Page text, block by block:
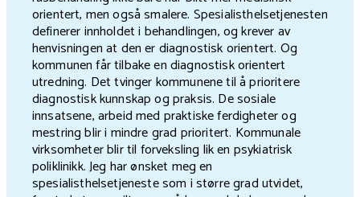
orientert, men også smalere. Spesialisthelsetjenesten
definerer innholdet i behandlingen, og krever av
henvisningen at den er diagnostisk orientert. Og
kommunen får tilbake en diagnostisk orientert
utredning. Det tvinger kommunene til å prioritere
diagnostisk kunnskap og praksis. De sosiale
innsatsene, arbeid med praktiske ferdigheter og
mestring blir i mindre grad prioritert. Kommunale
virksomheter blir til forveksling lik en psykiatrisk
poliklinikk. Jeg har ønsket meg en
spesialisthelsetjeneste som i større grad utvidet,